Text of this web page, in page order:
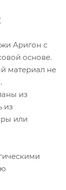
Аригон с
основе.
материал не
из
из
или